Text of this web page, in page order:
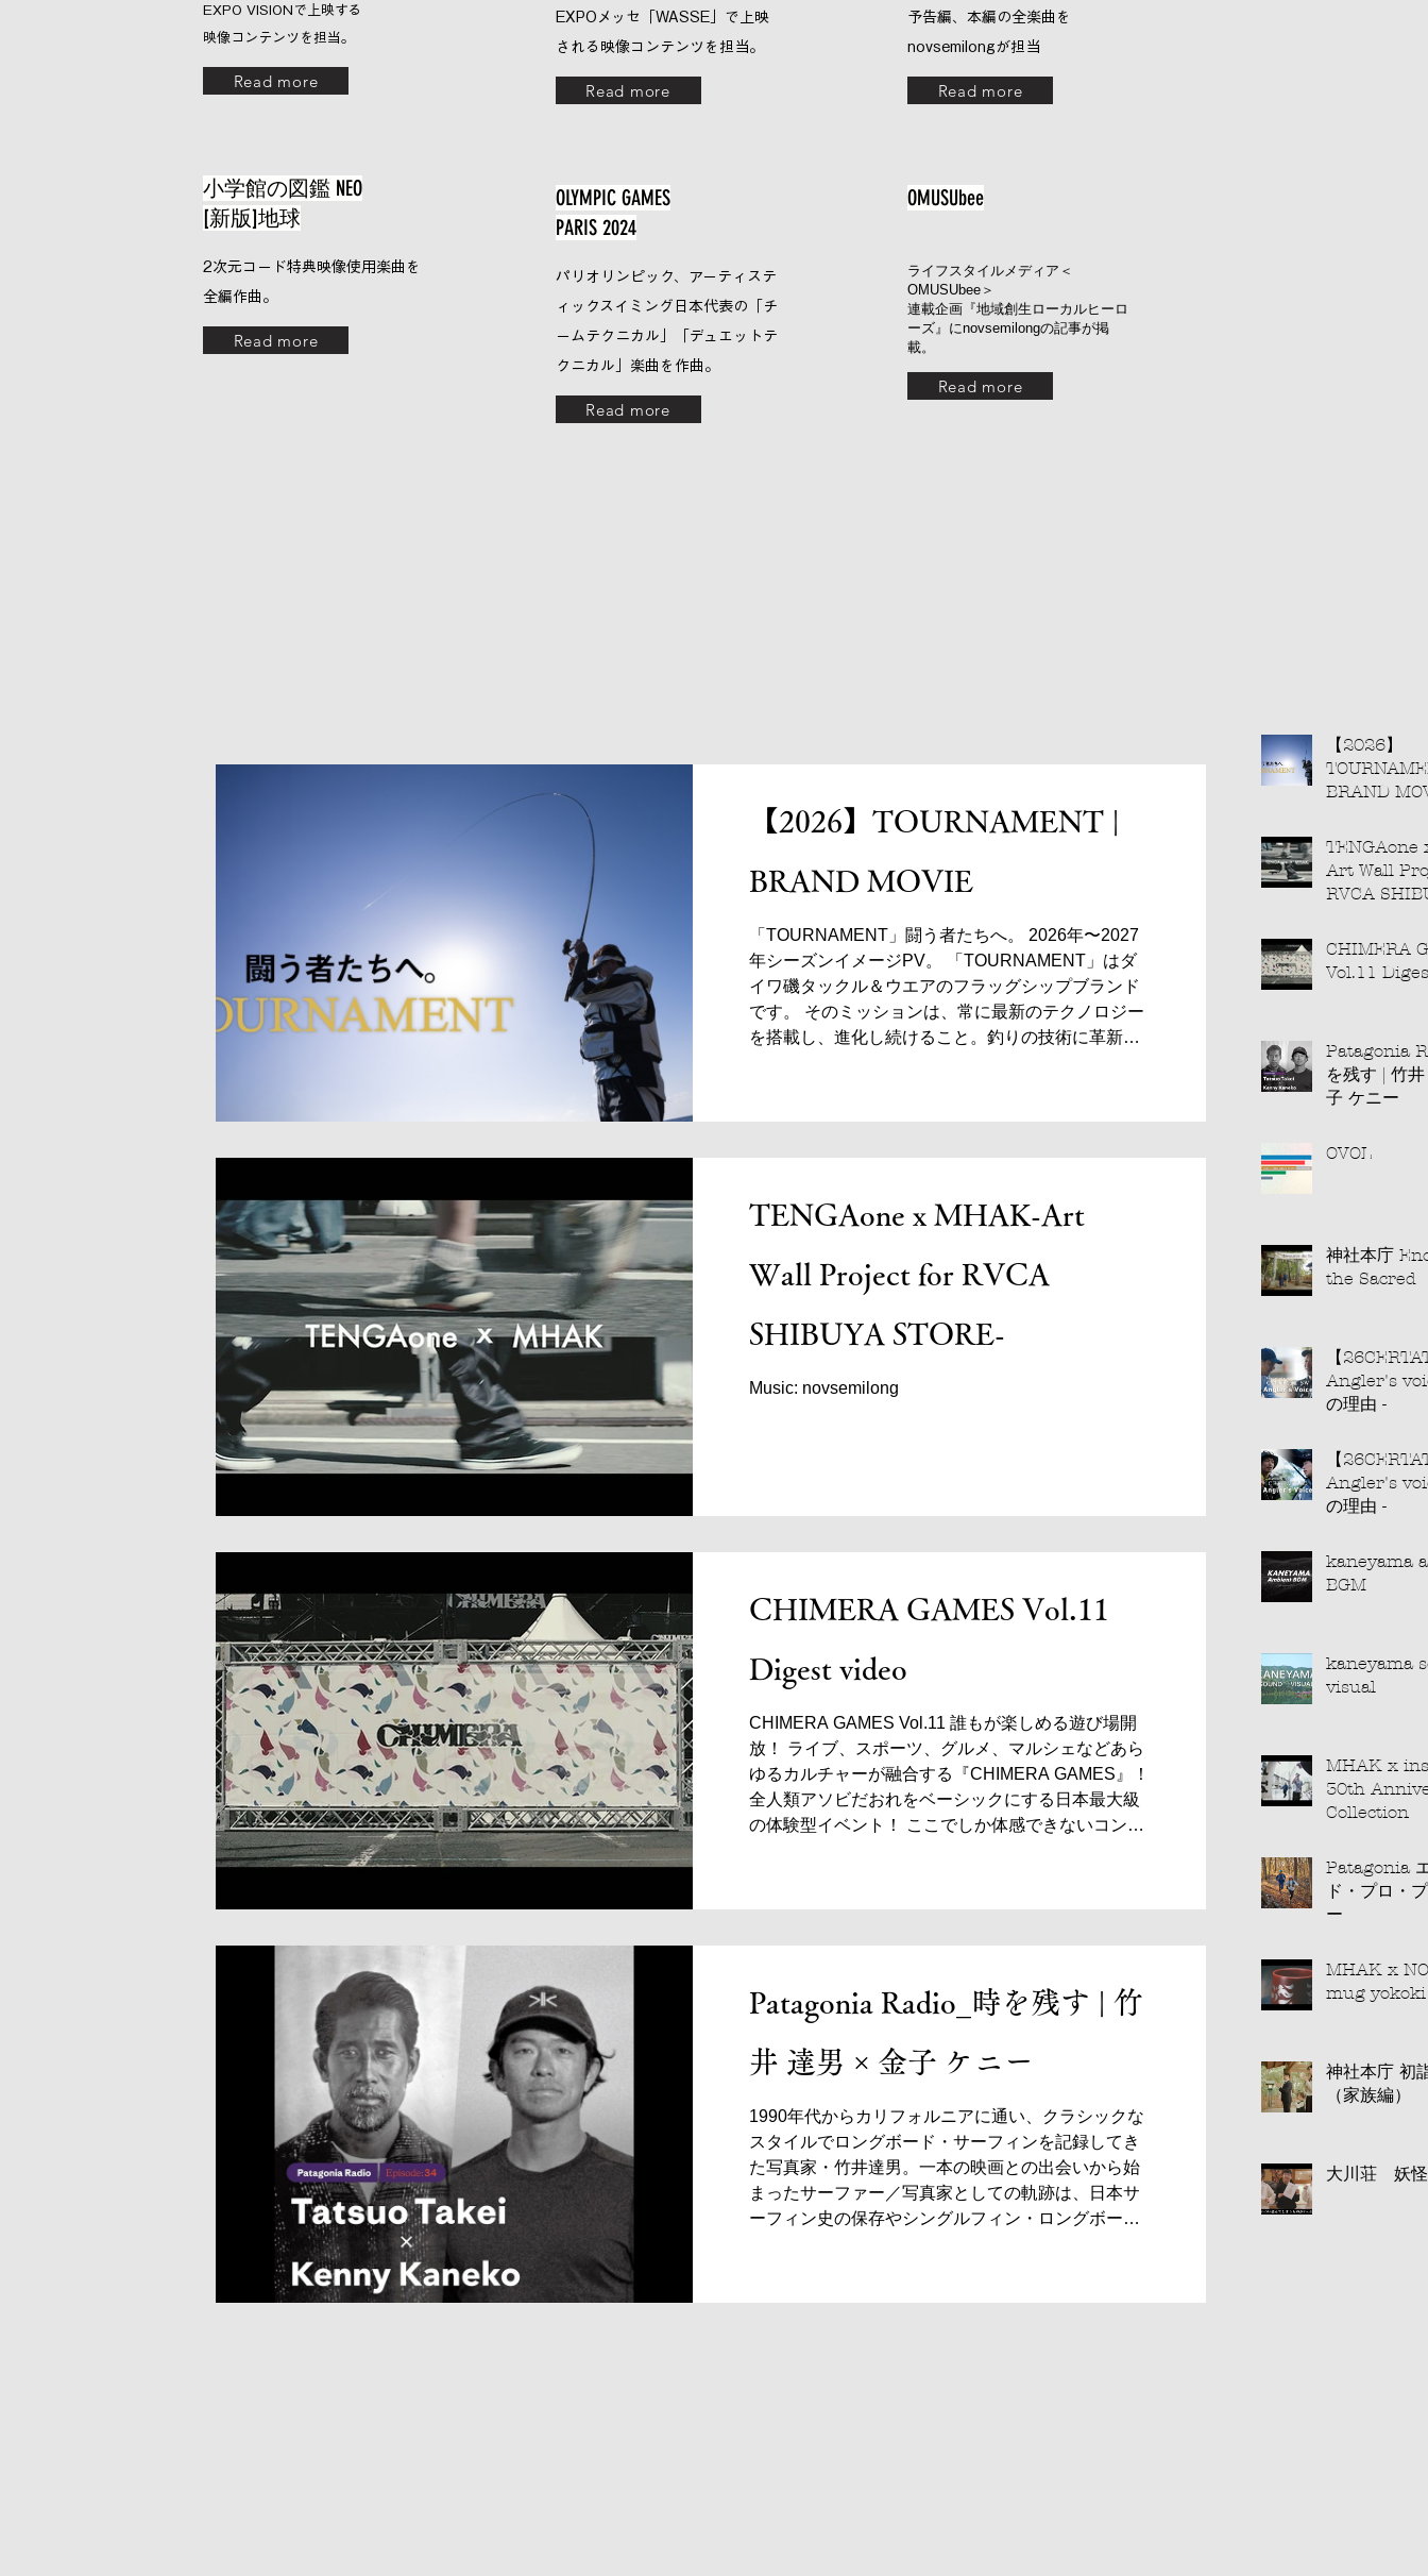
EXPO VISIONで上映する
映像コンテンツを担当。
Read more
小学館の図鑑 NEO
[新版]地球
2次元コード特典映像使用楽曲を
全編作曲。
Read more
EXPOメッセ「WASSE」で上映
される映像コンテンツを担当。
Read more
OLYMPIC GAMES
PARIS 2024
パリオリンピック、アーティステ​
ィックスイミング日本代表の「チ
ームテクニカル」「デュエットテ
クニカル」楽曲を作曲 。
Read more
予告編、本編の全楽曲を
novsemilongが担当
Read more
OMUSUbee
ライフスタイルメディア＜
OMUSUbee＞
連載企画『地域創生ローカルヒーロ
ーズ』にnovsemilongの記事が掲
載。
Read more
【2026】TOURNAMENT |
BRAND MOVIE
「TOURNAMENT」闘う者たちへ。 2026年〜2027
年シーズンイメージPV。 「TOURNAMENT」はダ
イワ磯タックル＆ウエアのフラッグシップブランド
です。 そのミッションは、常に最新のテクノロジー
を搭載し、進化し続けること。釣りの技術に革新を
ん。 ■製品ページ 26TOURNAMENT ISO LBD
TOURNAMENTスペシャルサイト
https://www.daiwa.com/jp/special/prod...
https://www.daiwa.com/jp/special/prod... TOURNAM
TENGAone x MHAK-Art
Wall Project for RVCA
SHIBUYA STORE-
Music: novsemilong
CHIMERA GAMES Vol.11
Digest video
CHIMERA GAMES Vol.11 誰もが楽しめる遊び場開
放！ ライブ、スポーツ、グルメ、マルシェなどあら
ゆるカルチャーが融合する『CHIMERA GAMES』！
全人類アソビだおれをベーシックにする日本最大級
の体験型イベント！ ここでしか体感できないコンテ
ト、キッズも楽しめる広大なマルシェまで、なんで
もあるからおもしろい！ さぁ、声をあげて楽しも
う！鬼あそべるVol.11！ CHIMERA GAMES Vol.11
web site https://games.chimera-union.com/ Movie
Shoot : 3104style,novsemilong Music: novsemilong
Patagonia Radio_時を残す | 竹
井 達男 × 金子 ケニー
1990年代からカリフォルニアに通い、クラシックな
スタイルでロングボード・サーフィンを記録してき
た写真家・竹井達男。一本の映画との出会いから始
まったサーファー／写真家としての軌跡は、日本サ
ーフィン史の保存やシングルフィン・ロングボード
【2026】
BRAND
TENGAone
Art Wall
RVCA
CHIMERA
Vol.11
Patagonia
を残す | 竹
子 ケニー
OVOL
神社本庁 Encounter
the Sacred
【
Angler's
の理由 -
【
Angler's
の理由 -
kaneyama
BGM
kaneyama
visual
MHAK x
30th
Collection
Patagonia エアシェッ
ド・プロ・
ー
MHAK x
mug yokoki
神社本庁 初詣のススメ
（家族編）
大川荘 妖